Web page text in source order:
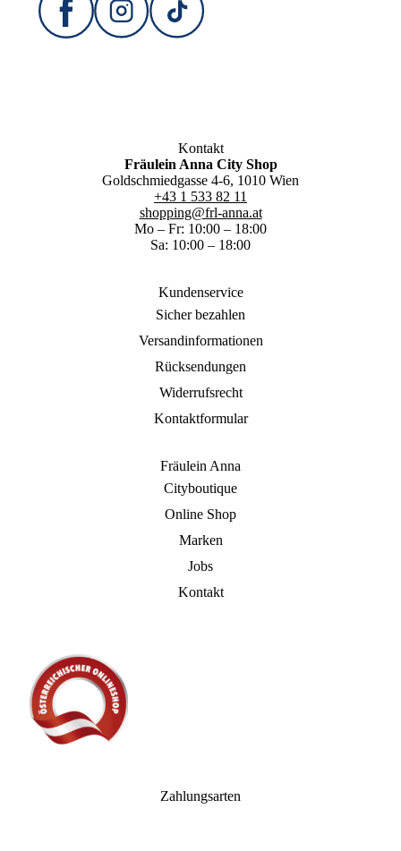
Kontakt
Fräulein Anna City Shop
Goldschmiedgasse 4-6, 1010 Wien
+43 1 533 82 11
shopping@frl-anna.at
Mo – Fr: 10:00 – 18:00
Sa: 10:00 – 18:00
Kundenservice
Sicher bezahlen
Versandinformationen
Rücksendungen
Widerrufsrecht
Kontaktformular
Fräulein Anna
Cityboutique
Online Shop
Marken
Jobs
Kontakt
Zahlungsarten